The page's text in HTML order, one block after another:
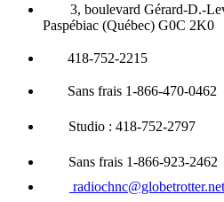
3, boulevard Gérard-D.-
Paspébiac (Québec) G0C 2K0
418-752-2215
Sans frais 1-866-470-0462
Studio : 418-752-2797
Sans frais 1-866-923-2462
radiochnc@globetrotter.net